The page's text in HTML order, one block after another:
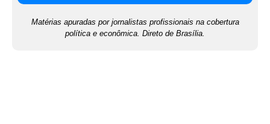
Matérias apuradas por jornalistas profissionais na cobertura
política e econômica. Direto de Brasília.